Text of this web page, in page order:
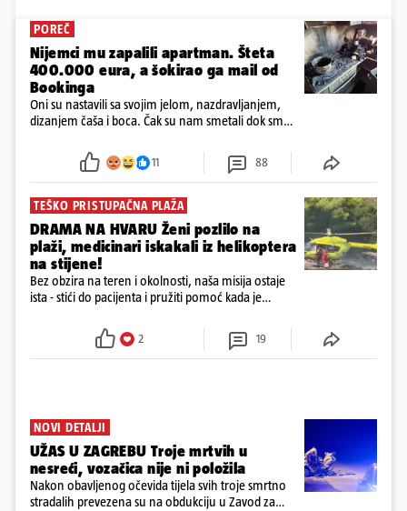
POREČ
Nijemci mu zapalili apartman. Šteta
400.000 eura, a šokirao ga mail od
Bookinga
Oni su nastavili sa svojim jelom, nazdravljanjem,
dizanjem čaša i boca. Čak su nam smetali dok smo
požar, rekao je vlasnik
11 88
TEŠKO PRISTUPAČNA PLAŽA
DRAMA NA HVARU Ženi pozlilo na
plaži, medicinari iskakali iz helikoptera
na stijene!
Bez obzira na teren i okolnosti, naša misija ostaje
ista - stići do pacijenta i pružiti pomoć kada je
2 19
NOVI DETALJI
UŽAS U ZAGREBU Troje mrtvih u
nesreći, vozačica nije ni položila
Nakon obavljenog očevida tijela svih troje smrtno
stradalih prevezena su na obdukciju u Zavod za